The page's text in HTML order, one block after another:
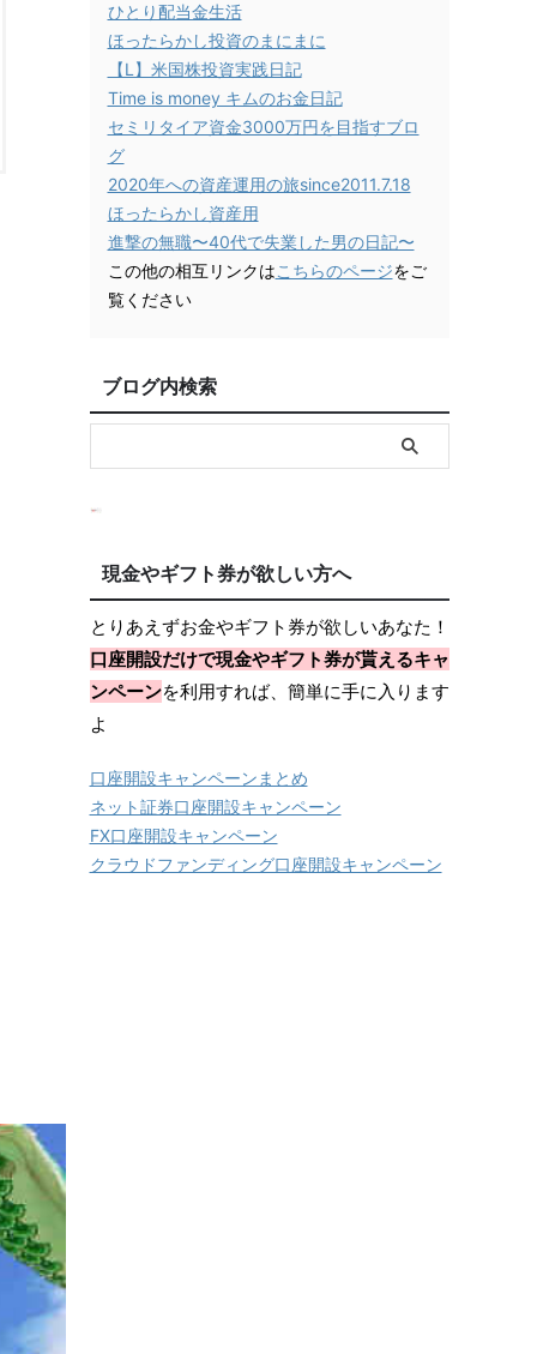
ひとり配当金生活
ほったらかし投資のまにまに
【L】米国株投資実践日記
Time is money キムのお金日記
セミリタイア資金3000万円を目指すブロ
グ
2020年への資産運用の旅since2011.7.18
ほったらかし資産用
進撃の無職〜40代で失業した男の日記〜
この他の相互リンクはこちらのページをご
覧ください
ブログ内検索
現金やギフト券が欲しい方へ
とりあえずお金やギフト券が欲しいあなた！
口座開設だけで現金やギフト券が貰えるキャ
ンペーンを利用すれば、簡単に手に入ります
よ
口座開設キャンペーンまとめ
ネット証券口座開設キャンペーン
FX口座開設キャンペーン
クラウドファンディング口座開設キャンペーン